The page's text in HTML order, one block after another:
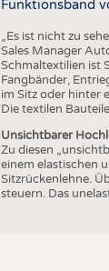
Funktionsband
„Es ist nicht zu
Sales Manager
Schmaltextilien ist
Fangbänder,
im Sitz oder hinter
Die textilen
Unsichtbarer
Zu diesen
einem elastischen
Sitzrückenlehne.
steuern. Das